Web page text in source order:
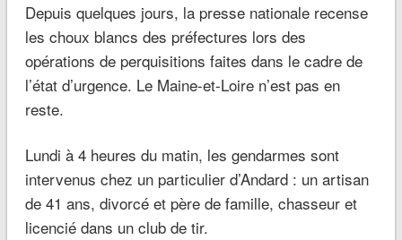
Depuis quelques jours, la presse nationale recense
les choux blancs des préfectures lors des
opérations de perquisitions faites dans le cadre de
l’état d’urgence. Le Maine-et-Loire n’est pas en
reste.
Lundi à 4 heures du matin, les gendarmes sont
intervenus chez un particulier d’Andard : un artisan
de 41 ans, divorcé et père de famille, chasseur et
licencié dans un club de tir.